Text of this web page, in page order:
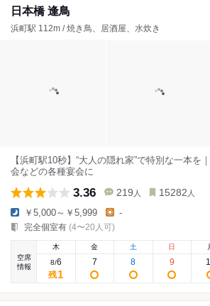
日本橋 逢鳥
浜町駅 112m / 焼き鳥、居酒屋、水炊き
【浜町駅10秒】“大人の隠れ家”で特別な一本を
会などの各種宴会に
3.36 219 人 15282 人
￥5,000～￥5,999 -
完全個室有 (4〜20人可)
空席
情報
木
8/6
残1
金
7
土
8
日
9